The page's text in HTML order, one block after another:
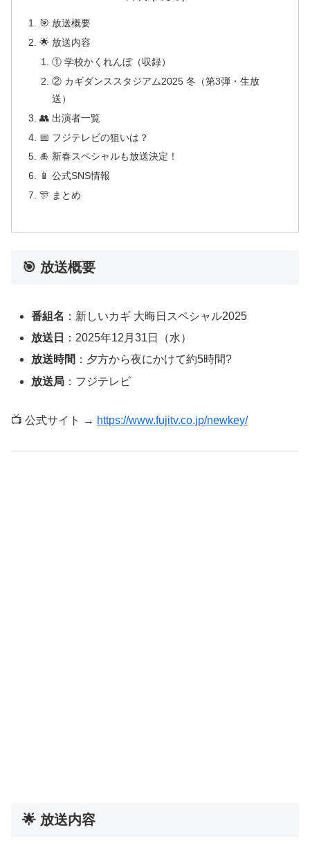
🎯 放送概要
🌟 放送内容
① 学校かくれんぼ（収録）
② カギダンススタジアム2025 冬（第3弾・生放
送）
👥 出演者一覧
📅 フジテレビの狙いは？
🎍 新春スペシャルも放送決定！
📱 公式SNS情報
🎊 まとめ
🎯 放送概要
番組名 ：新しいカギ 大晦日スペシャル2025
放送日
：2025年12月31日（水）
放送時間 ：夕方から夜にかけて約5時間?
放送局 ：フジテレビ
📺 公式サイト → https://www.fujitv.co.jp/newkey/
🌟 放送内容